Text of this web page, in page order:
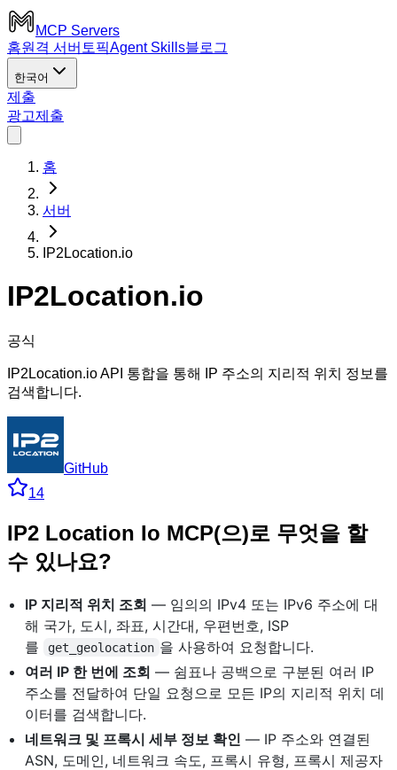
MCP Servers
홈원격 서버 토픽Agent Skills블로그
한국어
제출
광고제출
홈
서버
IP2Location.io
IP2Location.io
공식
IP2Location.io API 통합을 통해 IP 주소의 지리적 위치 정보를
검색합니다.
GitHub
14
IP2 Location Io MCP(으)로 무엇을 할
수 있나요?
IP 지리적 위치 조회 — 임의의 IPv4 또는 IPv6 주소에 대
해 국가, 도시, 좌표, 시간대, 우편번호, ISP
를
get_geolocation 을 사용하여 요청합니다.
여러 IP 한 번에 조회 — 쉼표나 공백으로 구분된 여러 IP
주소를 전달하여 단일 요청으로 모든 IP의 지리적 위치 데
이터를 검색합니다.
네트워크 및 프록시 세부 정보 확인 — IP 주소와 연결된
ASN, 도메인, 네트워크 속도, 프록시 유형, 프록시 제공자